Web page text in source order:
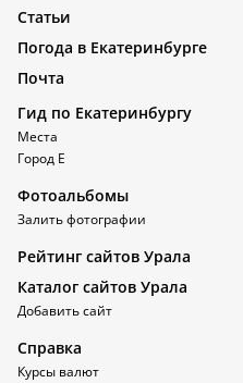
Статьи
Погода в Екатеринбурге
Почта
Гид по Екатеринбургу
Места
Город Е
Фотоальбомы
Залить фотографии
Рейтинг сайтов Урала
Каталог сайтов Урала
Добавить сайт
Справка
Курсы валют